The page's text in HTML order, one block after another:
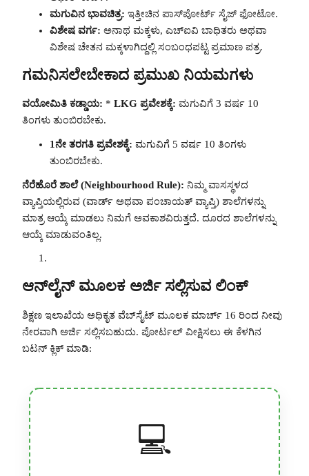
ಮಗುವಿನ ಭಾವಚಿತ್ರ: ಇತ್ತೀಚಿನ ಪಾಸ್‌ಪೋರ್ಟ್ ಸೈಜ್ ಫೋಟೋ.
ವಿಶೇಷ ವರ್ಗ: ಅನಾಥ ಮಕ್ಕಳು, ಎಚ್‌ಐವಿ ಬಾಧಿತರು ಅಥವಾ
ವಿಶೇಷ ಚೇತನ ಮಕ್ಕಳಾಗಿದ್ದಲ್ಲಿ ಸಂಬಂಧಪಟ್ಟ ಪ್ರಮಾಣ ಪತ್ರ.
ಗಮನಿಸಲೇಬೇಕಾದ ಪ್ರಮುಖ ನಿಯಮಗಳು
ವಯೋಮಿತಿ ಕಡ್ಡಾಯ: * LKG ಪ್ರವೇಶಕ್ಕೆ: ಮಗುವಿಗೆ 3 ವರ್ಷ 10
ತಿಂಗಳು ತುಂಬಿರಬೇಕು.
1ನೇ ತರಗತಿ ಪ್ರವೇಶಕ್ಕೆ: ಮಗುವಿಗೆ 5 ವರ್ಷ 10 ತಿಂಗಳು
ತುಂಬಿರಬೇಕು.
ನೆರೆಹೊರೆ ಶಾಲೆ (Neighbourhood Rule): ನಿಮ್ಮ ವಾಸಸ್ಥಳದ
ವ್ಯಾಪ್ತಿಯಲ್ಲಿರುವ (ವಾರ್ಡ್ ಅಥವಾ ಪಂಚಾಯತ್ ವ್ಯಾಪ್ತಿ) ಶಾಲೆಗಳನ್ನು
ಮಾತ್ರ ಆಯ್ಕೆ ಮಾಡಲು ನಿಮಗೆ ಅವಕಾಶವಿರುತ್ತದೆ. ದೂರದ ಶಾಲೆಗಳನ್ನು
ಆಯ್ಕೆ ಮಾಡುವಂತಿಲ್ಲ.
ಆನ್‌ಲೈನ್ ಮೂಲಕ ಅರ್ಜಿ ಸಲ್ಲಿಸುವ ಲಿಂಕ್
ಶಿಕ್ಷಣ ಇಲಾಖೆಯ ಅಧಿಕೃತ ವೆಬ್‌ಸೈಟ್ ಮೂಲಕ ಮಾರ್ಚ್ 16 ರಿಂದ ನೀವು
ನೇರವಾಗಿ ಅರ್ಜಿ ಸಲ್ಲಿಸಬಹುದು. ಪೋರ್ಟಲ್ ವೀಕ್ಷಿಸಲು ಈ ಕೆಳಗಿನ
ಬಟನ್ ಕ್ಲಿಕ್ ಮಾಡಿ:
💻